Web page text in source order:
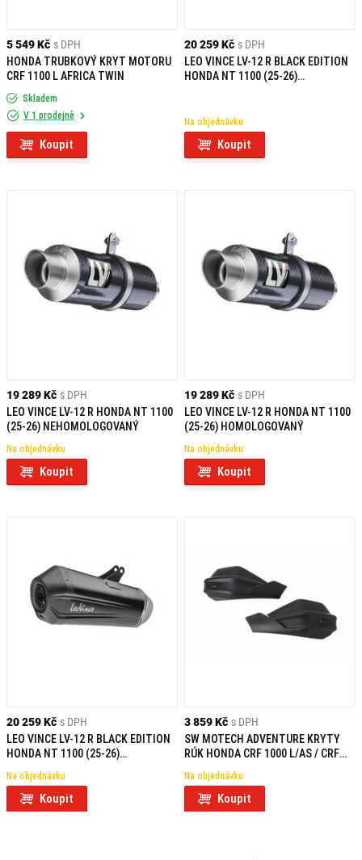
5 549 Kč s DPH
HONDA TRUBKOVÝ KRYT MOTORU
CRF 1100 L AFRICA TWIN
Skladem
V 1 prodejně
Koupit
20 259 Kč s DPH
LEO VINCE LV-12 R BLACK EDITION
HONDA NT 1100 (25-26)
Na objednávku
Koupit
19 289 Kč s DPH
LEO VINCE LV-12 R HONDA NT 1100
(25-26) NEHOMOLOGOVANÝ
Na objednávku
Koupit
19 289 Kč s DPH
LEO VINCE LV-12 R HONDA NT 1100
(25-26) HOMOLOGOVANÝ
Na objednávku
Koupit
20 259 Kč s DPH
LEO VINCE LV-12 R BLACK EDITION
HONDA NT 1100 (25-26)
Na objednávku
Koupit
3 859 Kč s DPH
SW MOTECH ADVENTURE KRYTY
RÚK HONDA CRF 1000 L/AS / CRF
Na objednávku
Koupit